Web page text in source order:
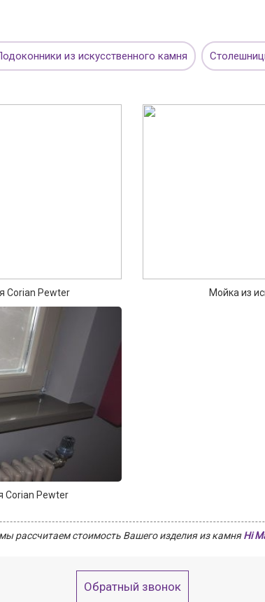
из искусственного камня
Corian Pewter Мойка из
Corian Pewter
рассчитаем стоимость Вашего изделия из камняHi
Обратный звонок